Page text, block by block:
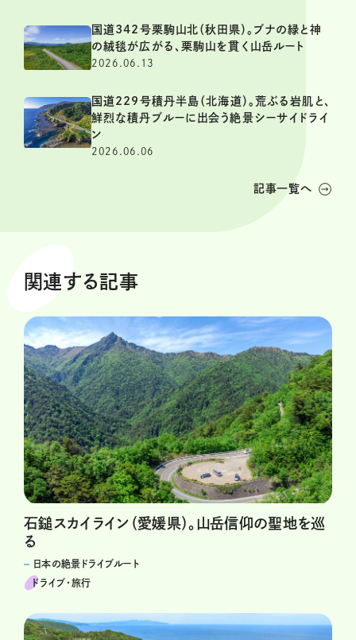
国道342号栗駒山北（秋田県）。ブナの緑と神
の絨毯が広がる、栗駒山を貫く山岳ルート
2026.06.13
国道229号積丹半島（北海道）。荒ぶる岩肌と、
鮮烈な積丹ブルーに出会う絶景シーサイドライ
ン
2026.06.06
記事一覧へ
関連する記事
石鎚スカイライン（愛媛県）。山岳信仰の聖地を巡
る
日本の絶景ドライブルート
ドライブ･旅行